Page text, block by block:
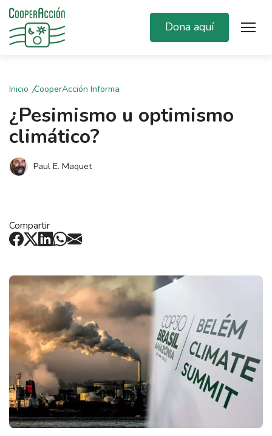
Dona aquí
Inicio CooperAcción Informa
¿Pesimismo u optimismo
climático?
Paul E. Maquet
Compartir